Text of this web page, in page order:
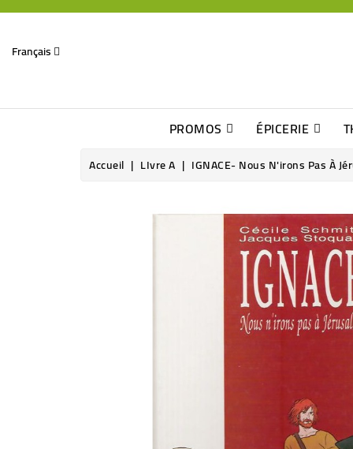
Français
PROMOS ÉPICERIE
Accueil LIvre A IGNACE- Nous N'irons Pas À